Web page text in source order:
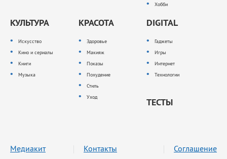
Хобби
КУЛЬТУРА
Искусство
Кино и сериалы
Книги
Музыка
КРАСОТА
Здоровье
Макияж
Показы
Похудение
Стиль
Уход
DIGITAL
Гаджеты
Игры
Интернет
Технологии
ТЕСТЫ
Медиакит Контакты Соглашение